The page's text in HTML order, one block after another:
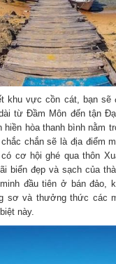
khu vực cồn cát, bạn sẽ
từ Đầm Môn đến tận
hiền hòa thanh bình nằm
chắn sẽ là địa điểm
có cơ hội ghé qua thôn
biển đẹp và sạch của
đầu tiên ở bán đảo,
sơ và thưởng thức các
này.